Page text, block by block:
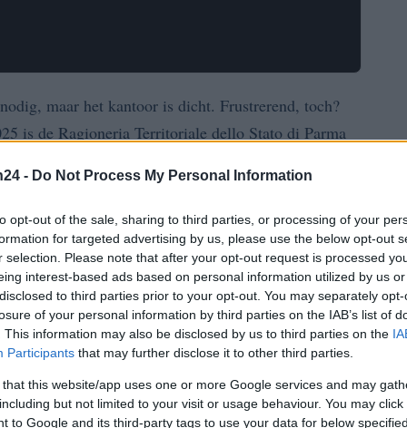
- Do Not Process My Personal Information
opt-out of the sale, sharing to third parties, or processing of your
for targeted advertising by us, please use the below opt-out
selection. Please note that after your opt-out request is processed
interest-based ads based on personal information utilized by us
to third parties prior to your opt-out. You may separately
of your personal information by third parties on the IAB’s list of
This information may also be disclosed by us to third parties on the
Participants that may further disclose it to other third parties.
that this website/app uses one or more Google services and may
but not limited to your visit or usage behaviour. You may
to Google and its third-party tags to use your data for below
maar het kantoor is dicht. Frustrerend, toch?
is de Ragioneria Territoriale dello Stato di Parma
nieuwe openingstijden? Lees snel verder!
deuren heropend met vernieuwde openingstijden.
en donderdag. De tijden zijn als volgt:
behoeften van het publiek te voldoen. Maar wat